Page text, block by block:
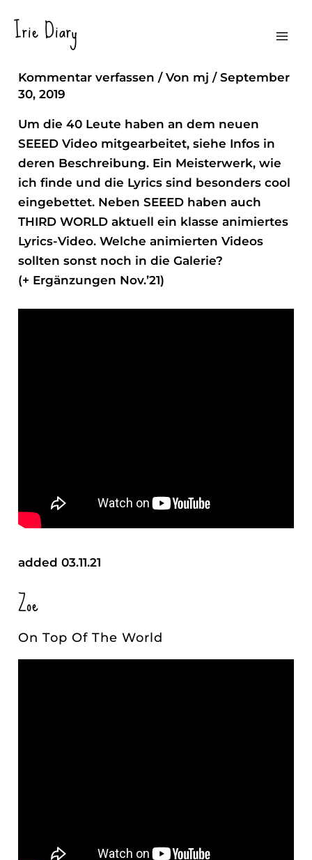
Inhalt
Irie Diary
Animated Video Art
Kommentar verfassen / Von mj/September
30, 2019
Um die 40 Leute haben an dem neuen
SEEED Video mitgearbeitet, siehe Infos in
deren Beschreibung. Ein Meisterwerk, wie
ich finde und die Lyrics sind besonders cool
eingebettet. Neben SEEED haben auch
THIRD WORLD aktuell ein klasse animiertes
Lyrics-Video. Welche animierten Videos
sollten sonst noch in die Galerie?
(+ Ergänzungen Nov.’21)
added 03.11.21
Zoe
On Top Of The World